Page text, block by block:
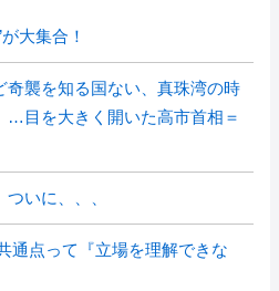
大集合！
奇襲を知る国ない、真珠湾の時
…目を大きく開いた高市首相＝
いに、、、
通点って『立場を理解できな